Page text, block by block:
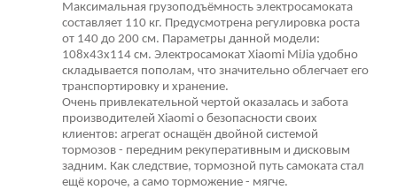
Максимальная грузоподъёмность электросамоката
составляет 110 кг. Предусмотрена регулировка роста
от 140 до 200 см. Параметры данной модели:
108х43х114 см. Электросамокат Xiaomi MiJia удобно
складывается пополам, что значительно облегчает его
транспортировку и хранение.
Очень привлекательной чертой оказалась и забота
производителей Xiaomi о безопасности своих
клиентов: агрегат оснащён двойной системой
тормозов - передним рекуперативным и дисковым
задним. Как следствие, тормозной путь самоката стал
ещё короче, а само торможение - мягче.